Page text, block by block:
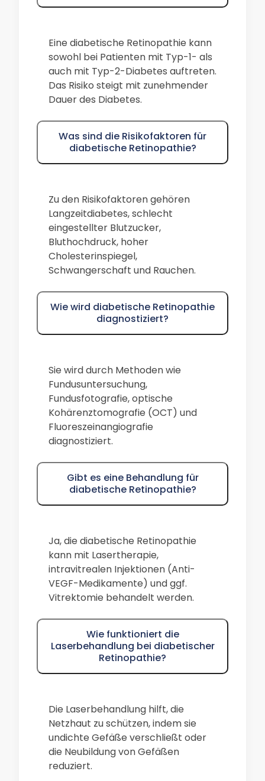
Eine diabetische Retinopathie kann
sowohl bei Patienten mit Typ-1- als
auch mit Typ-2-Diabetes auftreten.
Das Risiko steigt mit zunehmender
Dauer des Diabetes.
Was sind die Risikofaktoren für
diabetische Retinopathie?
Zu den Risikofaktoren gehören
Langzeitdiabetes, schlecht
eingestellter Blutzucker,
Bluthochdruck, hoher
Cholesterinspiegel,
Schwangerschaft und Rauchen.
Wie wird diabetische Retinopathie
diagnostiziert?
Sie wird durch Methoden wie
Fundusuntersuchung,
Fundusfotografie, optische
Kohärenztomografie (OCT) und
Fluoreszeinangiografie
diagnostiziert.
Gibt es eine Behandlung für
diabetische Retinopathie?
Ja, die diabetische Retinopathie
kann mit Lasertherapie,
intravitrealen Injektionen (Anti-
VEGF-Medikamente) und ggf.
Vitrektomie behandelt werden.
Wie funktioniert die
Laserbehandlung bei diabetischer
Retinopathie?
Die Laserbehandlung hilft, die
Netzhaut zu schützen, indem sie
undichte Gefäße verschließt oder
die Neubildung von Gefäßen
reduziert.